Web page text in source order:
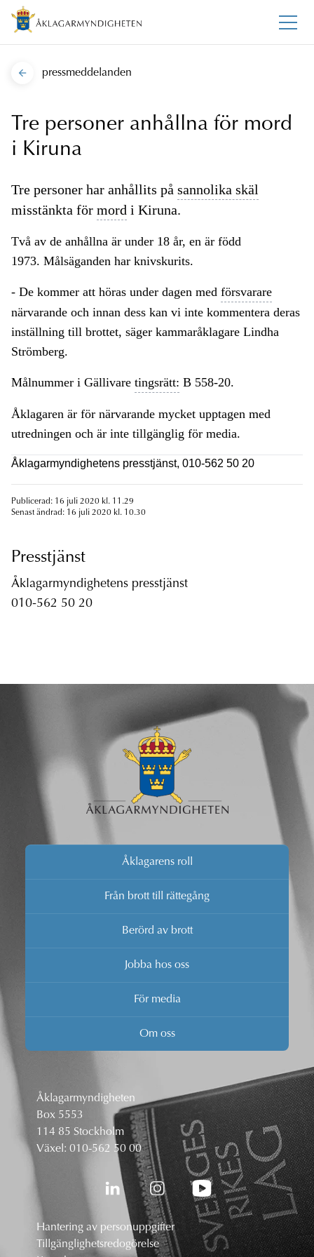
pressmeddelanden
Tre personer anhållna för mord
i Kiruna
Tre personer har anhållits på sannolika skäl
misstänkta för mord i Kiruna.
Två av de anhållna är under 18 år, en är född
1973. Målsäganden har knivskurits.
- De kommer att höras under dagen med försvarare
närvarande och innan dess kan vi inte kommentera deras
inställning till brottet, säger kammaråklagare Lindha
Strömberg.
Målnummer i Gällivare tingsrätt: B 558-20.
Åklagaren är för närvarande mycket upptagen med
utredningen och är inte tillgänglig för media.
Åklagarmyndighetens presstjänst, 010-562 50 20
Publicerad: 16 juli 2020 kl. 11.29
Senast ändrad: 16 juli 2020 kl. 10.30
Presstjänst
Åklagarmyndighetens presstjänst
010-562 50 20
Åklagarens roll
Från brott till rättegång
Berörd av brott
Jobba hos oss
För media
Om oss
Åklagarmyndigheten
Box 5553
114 85 Stockholm
Växel: 010-562 50 00
Hantering av personuppgifter
Tillgänglighetsredogörelse